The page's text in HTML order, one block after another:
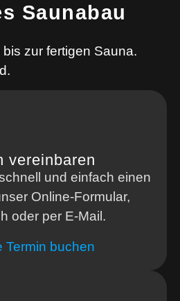
Saunabau
zur fertigen Sauna.
vereinbaren
und einfach einen
Online-Formular,
oder per E-Mail.
Termin buchen